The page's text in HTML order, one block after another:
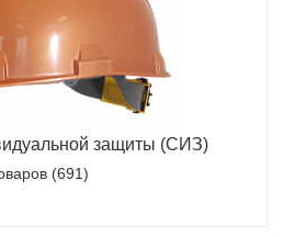
защиты (СИЗ)
(691)